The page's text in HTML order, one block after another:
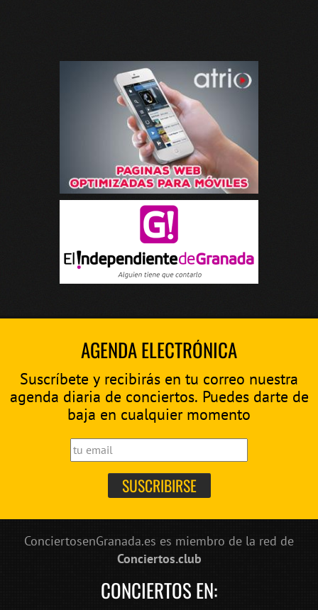
AGENDA ELECTRÓNICA
Suscríbete y recibirás en tu correo nuestra
agenda diaria de conciertos. Puedes darte de
baja en cualquier momento
ConciertosenGranada.es es miembro de la red de
Conciertos.club
CONCIERTOS EN: